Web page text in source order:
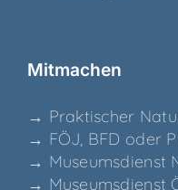
Mit­ma­chen
→ Prak­ti­scher
→ FÖJ, BFD oder
→ Muse­ums­dienst
→ Muse­ums­dienst